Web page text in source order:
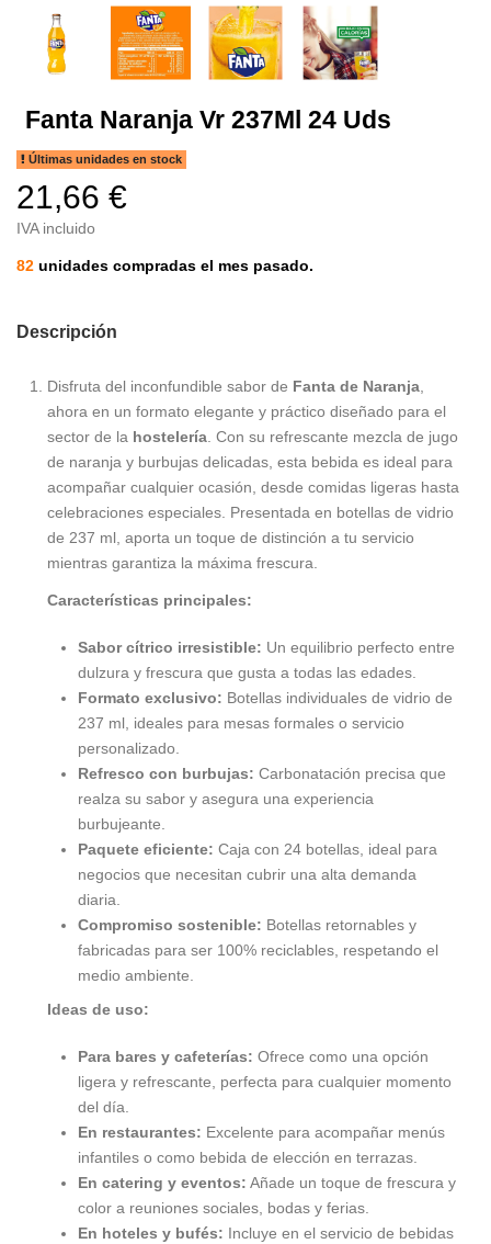
Fanta Naranja Vr 237Ml 24 Uds
Últimas unidades en stock
21,66 €
IVA incluido
82 unidades compradas el mes pasado.
Descripción
Disfruta del inconfundible sabor de Fanta de Naranja
ahora en un formato elegante y práctico diseñado para el
sector de la hostelería . Con su refrescante mezcla de jugo
de naranja y burbujas delicadas, esta bebida es ideal para
acompañar cualquier ocasión, desde comidas ligeras hasta
celebraciones especiales. Presentada en botellas de vidrio
de 237 ml, aporta un toque de distinción a tu servicio
mientras garantiza la máxima frescura.
Características principales:
Sabor cítrico irresistible: Un equilibrio perfecto entre
dulzura y frescura que gusta a todas las edades.
Formato exclusivo: Botellas individuales de vidrio de
237 ml, ideales para mesas formales o servicio
personalizado.
Refresco con burbujas: Carbonatación precisa que
realza su sabor y asegura una experiencia
burbujeante.
Paquete eficiente: Caja con 24 botellas, ideal para
negocios que necesitan cubrir una alta demanda
diaria.
Compromiso sostenible: Botellas retornables y
fabricadas para ser 100% reciclables, respetando el
medio ambiente.
Ideas de uso:
Para bares y cafeterías: Ofrece como una opción
ligera y refrescante, perfecta para cualquier momento
del día.
En restaurantes: Excelente para acompañar menús
infantiles o como bebida de elección en terrazas.
En catering y eventos: Añade un toque de frescura y
color a reuniones sociales, bodas y ferias.
En hoteles y bufés: Incluye en el servicio de bebidas